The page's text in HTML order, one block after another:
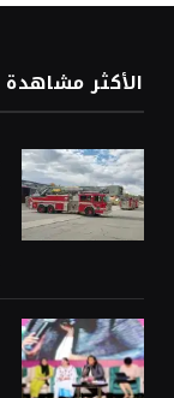
الأكثر مشاهدة